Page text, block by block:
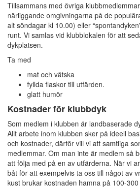
Tillsammans med övriga
närliggande omgivningarna på de
alt söndagar kl 10.00) eller
runt. Vi samlas vid klubblokalen för att
dykplatsen.
Ta med
mat och vätska
fyllda flaskor till utfärden.
glatt humör
Kostnader för klubbdyk
Som medlem i klubben är landbaserade
Allt arbete inom klubben sker på ideell
och kostnader, därför vill vi att samtliga
medlemmar. Om man inte är medlem så
att följa med på en av utfärderna. När vi
båt för att exempelvis ta oss till något av
kust brukar kostnaden hamna på 100-